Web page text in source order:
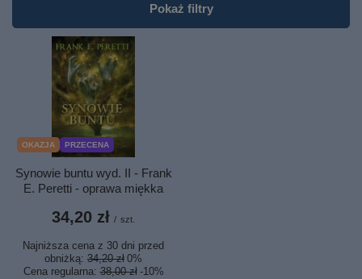
Pokaż filtry
OKAZJA PRZECENA
Synowie buntu wyd. II - Frank
E. Peretti - oprawa miękka
34,20 zł / szt.
Najniższa cena z 30 dni przed
obniżką: 34,20 zł 0%
Cena regularna:38,00 zł -10%